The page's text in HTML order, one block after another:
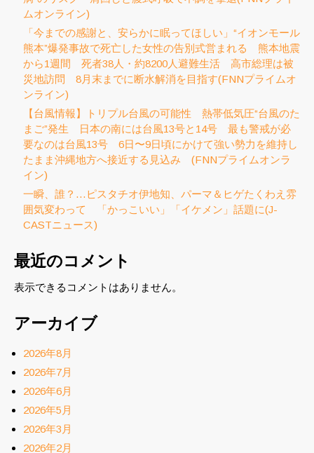
ムオンライン)
「今までの感謝と、安らかに眠ってほしい」“イオンモール
熊本”爆発事故で死亡した女性の告別式営まれる 熊本地震
から1週間 死者38人・約8200人避難生活 高市総理は被
災地訪問 8月末までに断水解消を目指す(FNNプライムオ
ンライン)
【台風情報】トリプル台風の可能性 熱帯低気圧“台風のた
まご”発生 日本の南には台風13号と14号 最も警戒が必
要なのは台風13号 6日〜9日頃にかけて強い勢力を維持し
たまま沖縄地方へ接近する見込み (FNNプライムオンラ
イン)
一瞬、誰？…ピスタチオ伊地知、パーマ＆ヒゲたくわえ雰
囲気変わって 「かっこいい」「イケメン」話題に(J-
CASTニュース)
最近のコメント
表示できるコメントはありません。
アーカイブ
2026年8月
2026年7月
2026年6月
2026年5月
2026年3月
2026年2月